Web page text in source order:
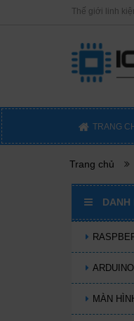
Thế giới linh
TRANG
Trang chủ
DANH
ARDUINO
MÀN